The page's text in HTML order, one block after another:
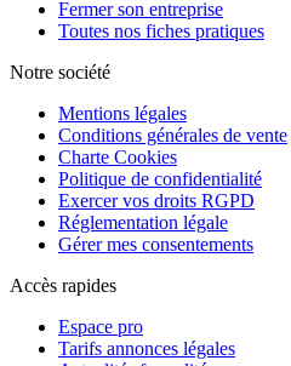
Fermer son entreprise
Toutes nos fiches pratiques
Notre société
Mentions légales
Conditions générales de vente
Charte Cookies
Politique de confidentialité
Exercer vos droits RGPD
Réglementation légale
Gérer mes consentements
Accès rapides
Espace pro
Tarifs annonces légales